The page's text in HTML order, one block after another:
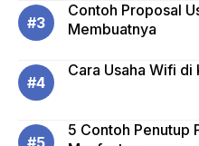
Contoh Proposal
Membuatnya
Cara Usaha Wifi di
5 Contoh Penutup